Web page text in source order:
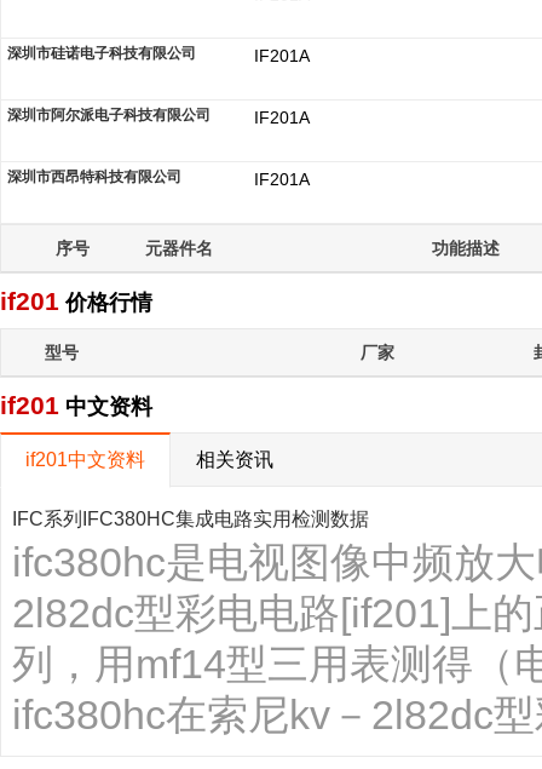
深圳市硅诺电子科技有限公司 IF201A
深圳市阿尔派电子科技有限公司 IF201A
深圳市西昂特科技有限公司 IF201A
序号 元器件名 功能描述
if201 价格行情
型号 厂家
if201 中文资料
if201中文资料 相关资讯
IFC系列IFC380HC集成电路实用检测数据
ifc380hc是电视图像中频放
2l82dc型彩电电路[if201]上
列，用mf14型三用表测得（
ifc380hc在索尼kv－2l82dc